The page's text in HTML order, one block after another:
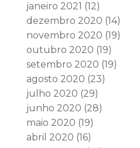
janeiro 2021 (12)
dezembro 2020 (14)
novembro 2020 (19)
outubro 2020 (19)
setembro 2020 (19)
agosto 2020 (23)
julho 2020 (29)
junho 2020 (28)
maio 2020 (19)
abril 2020 (16)